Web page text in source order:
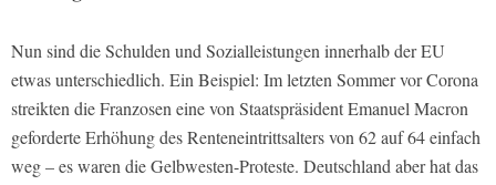
Nun sind die Schulden und Sozialleistungen innerhalb der EU
etwas unterschiedlich. Ein Beispiel: Im letzten Sommer vor Corona
streikten die Franzosen eine von Staatspräsident Emanuel Macron
geforderte Erhöhung des Renteneintrittsalters von 62 auf 64 einfach
weg – es waren die Gelbwesten-Proteste. Deutschland aber hat das